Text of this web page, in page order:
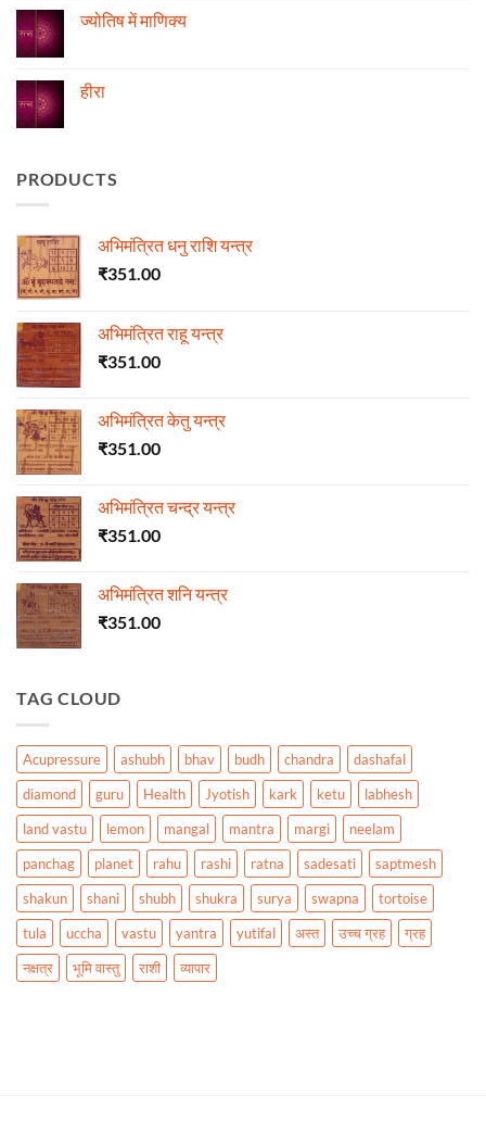
रुद्राक्ष
की
ज्योतिष में माणिक्य
ज्योतिष
मेंहीरा
PRODUCTS
अभिमंत्रित धनु राशि यन्त्र
₹351.00
अभिमंत्रित राहू यन्त्र
₹351.00
अभिमंत्रित केतु यन्त्र
₹351.00
अभिमंत्रित चन्द्र यन्त्र
₹351.00
अभिमंत्रित शनि यन्त्र
₹351.00
TAG CLOUD
Acupressure ashubh bhav budh chandra
dashafal
diamond
guru Health Jyotish kark ketu
labhesh
land vastu
lemon mangal mantra margi
neelam
panchag
planet rahu rashi ratna sadesati
saptmesh
shakun
shani shubh shukra surya swapna
tortoise
tula
uccha vastu yantra yutifal अस्त उच्च ग्रह
ग्रह
नक्षत्र
भूमि वास्तु राशी व्यापार